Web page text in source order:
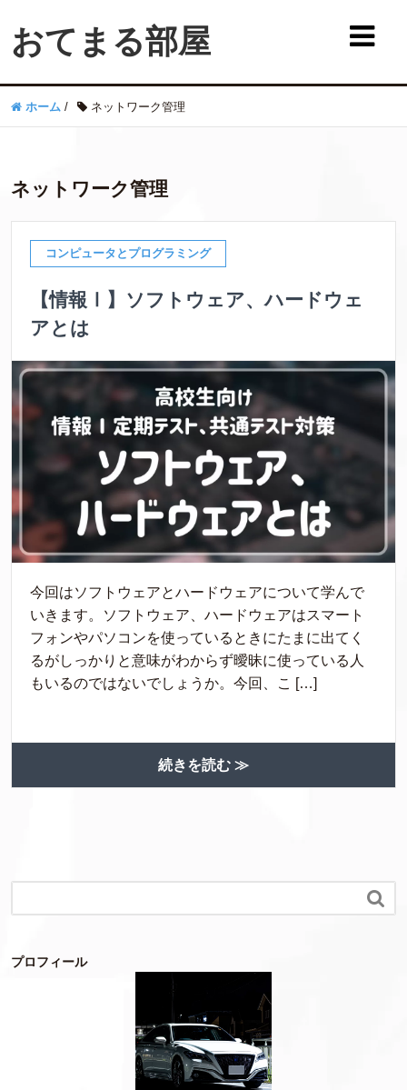
おてまる部屋
ホーム / ネットワーク管理
ネットワーク管理
コンピュータとプログラミング
【情報Ⅰ】ソフトウェア、ハードウェ
アとは
今回はソフトウェアとハードウェアについて学んで
いきます。ソフトウェア、ハードウェアはスマート
フォンやパソコンを使っているときにたまに出てく
るがしっかりと意味がわからず曖昧に使っている人
もいるのではないでしょうか。今回、こ […]
続きを読む ≫

プロフィール